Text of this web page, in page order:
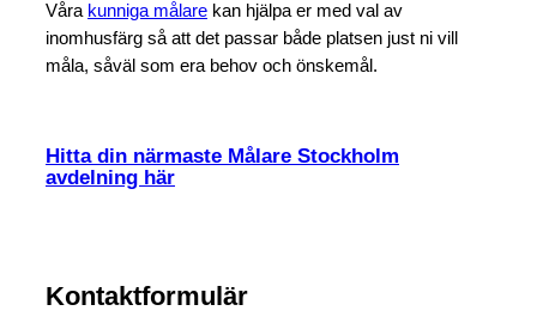
Våra kunniga målare kan hjälpa er med val av
inomhusfärg så att det passar både platsen just ni vill
måla, såväl som era behov och önskemål.
Hitta din närmaste Målare Stockholm
avdelning här
Kontaktformulär